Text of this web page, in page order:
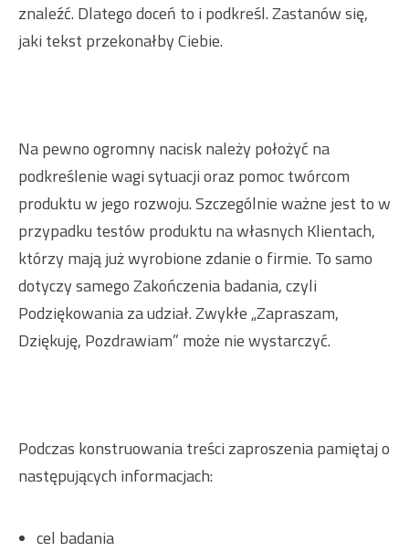
znaleźć. Dlatego doceń to i podkreśl. Zastanów się,
jaki tekst przekonałby Ciebie.
Na pewno ogromny nacisk należy położyć na
podkreślenie wagi sytuacji oraz pomoc twórcom
produktu w jego rozwoju. Szczególnie ważne jest to w
przypadku testów produktu na własnych Klientach,
którzy mają już wyrobione zdanie o firmie. To samo
dotyczy samego Zakończenia badania, czyli
Podziękowania za udział. Zwykłe „Zapraszam,
Dziękuję, Pozdrawiam” może nie wystarczyć.
Podczas konstruowania treści zaproszenia pamiętaj o
następujących informacjach:
cel badania